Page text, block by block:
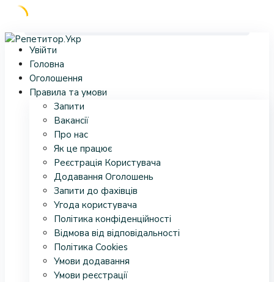
Skip
content
Увійти
Головна
Оголошення
Правила та умови
Запити
Вакансії
Про нас
Як це працює
Реєстрація Користувача
Додавання Оголошень
Запити до фахівців
Угода користувача
Політика конфіденційності
Відмова від відповідальності
Політика Cookies
Умови додавання
Умови реєстрації